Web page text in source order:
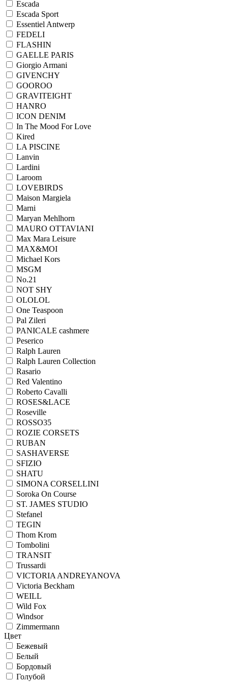
Escada
Escada Sport
Essentiel Antwerp
FEDELI
FLASHIN
GAELLE PARIS
Giorgio Armani
GIVENCHY
GOOROO
GRAVITEIGHT
HANRO
ICON DENIM
In The Mood For Love
Kired
LA PISCINE
Lanvin
Lardini
Laroom
LOVEBIRDS
Maison Margiela
Marni
Maryan Mehlhorn
MAURO OTTAVIANI
Max Mara Leisure
MAX&MOI
Michael Kors
MSGM
No.21
NOT SHY
OLOLOL
One Teaspoon
Pal Zileri
PANICALE cashmere
Peserico
Ralph Lauren
Ralph Lаuren Collection
Rasario
Red Valentino
Roberto Cavalli
ROSES&LACE
Roseville
ROSSO35
ROZIE CORSETS
RUBAN
SASHAVERSE
SFIZIO
SHATU
SIMONA CORSELLINI
Soroka On Course
ST. JAMES STUDIO
Stefanel
TEGIN
Thom Krom
Tombolini
TRANSIT
Trussardi
VICTORIA ANDREYANOVA
Victoria Beckham
WEILL
Wild Fox
Windsor
Zimmermann
Цвет
Бежевый
Белый
Бордовый
Голубой